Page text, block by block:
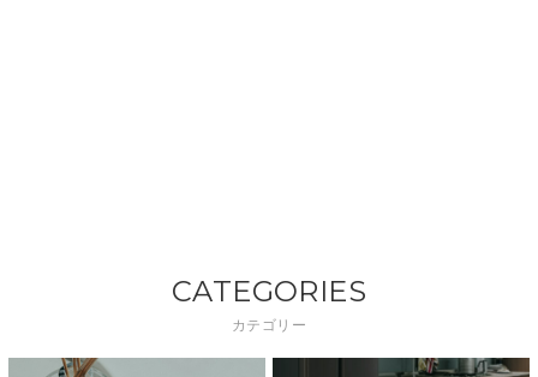
CATEGORIES
カテゴリー